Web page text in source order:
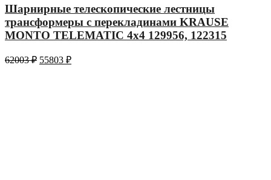
Шарнирные телескопические лестницы
трансформеры с перекладинами KRAUSE
MONTO TELEMATIC 4х4 129956, 122315
62003₽ 55803 ₽